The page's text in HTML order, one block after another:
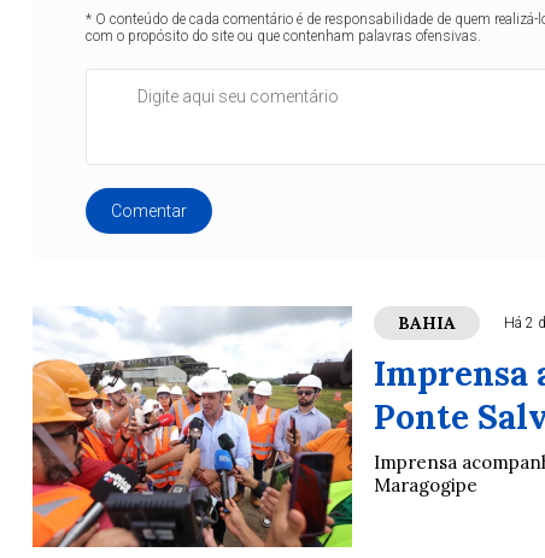
* O conteúdo de cada comentário é de responsabilidade de quem
com o propósito do site ou que contenham palavras ofensivas.
Comentar
BAHIA Há 2
Imprensa
Ponte
Imprensa
Maragogipe